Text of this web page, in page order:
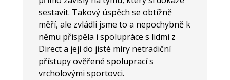
sestavit. Takový úspěch se obtížně
měří, ale zvládli jsme to a nepochybně k
němu přispěla i spolupráce s lidmi z
Direct a její do jisté míry netradiční
přístupy ověřené spoluprací s
vrcholovými sportovci.